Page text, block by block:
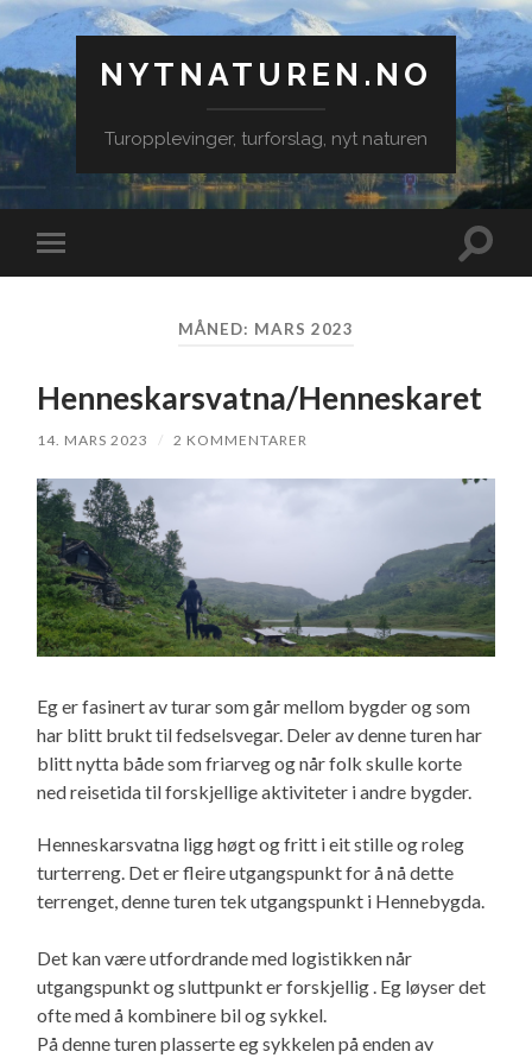
NYTNATUREN.NO
Turopplevinger, turforslag, nyt naturen
Veksle
mobilmeny
Veksle
MÅNED: MARS 2023
Henneskarsvatna/Henneskaret
14. MARS 2023 / 2 KOMMENTARER
Eg er fasinert av turar som går mellom bygder og som
har blitt brukt til fedselsvegar. Deler av denne turen har
blitt nytta både som friarveg og når folk skulle korte
ned reisetida til forskjellige aktiviteter i andre bygder.
Henneskarsvatna ligg høgt og fritt i eit stille og roleg
turterreng. Det er fleire utgangspunkt for å nå dette
terrenget, denne turen tek utgangspunkt i Hennebygda.
Det kan være utfordrande med logistikken når
utgangspunkt og sluttpunkt er forskjellig . Eg løyser det
ofte med å kombinere bil og sykkel.
På denne turen plasserte eg sykkelen på enden av